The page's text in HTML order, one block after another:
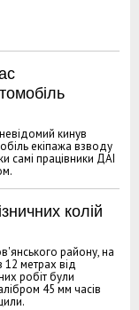
кинув
екіпажа взводу
самі працівники ДАІ
колій
району, на
12 метрах від
робіт були
45 мм часів